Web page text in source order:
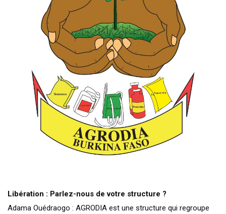
Libération : Parlez-nous de votre structure ?
Adama Ouédraogo : AGRODIA est une structure qui regroupe